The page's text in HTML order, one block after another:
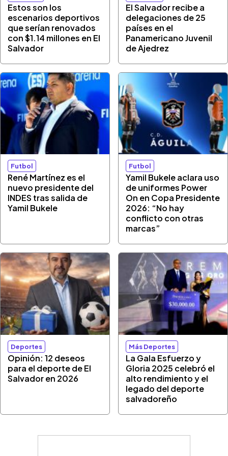
Estos son los
escenarios deportivos
que serían renovados
con $1.14 millones en El
Salvador
El Salvador recibe a
delegaciones de 25
países en el
Panamericano Juvenil
de Ajedrez
Futbol
René Martínez es el
nuevo presidente del
INDES tras salida de
Yamil Bukele
Futbol
Yamil Bukele aclara uso
de uniformes Power
On en Copa Presidente
2026: “No hay
conflicto con otras
marcas”
Deportes
Opinión: 12 deseos
para el deporte de El
Salvador en 2026
Más Deportes
La Gala Esfuerzo y
Gloria 2025 celebró el
alto rendimiento y el
legado del deporte
salvadoreño